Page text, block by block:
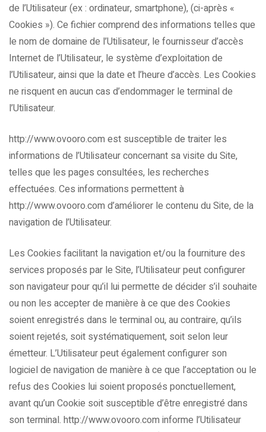
de l’Utilisateur (ex : ordinateur, smartphone), (ci-après «
Cookies »). Ce fichier comprend des informations telles que
le nom de domaine de l’Utilisateur, le fournisseur d’accès
Internet de l’Utilisateur, le système d’exploitation de
l’Utilisateur, ainsi que la date et l’heure d’accès. Les Cookies
ne risquent en aucun cas d’endommager le terminal de
l’Utilisateur.
http://www.ovooro.com est susceptible de traiter les
informations de l’Utilisateur concernant sa visite du Site,
telles que les pages consultées, les recherches
effectuées. Ces informations permettent à
http://www.ovooro.com d’améliorer le contenu du Site, de la
navigation de l’Utilisateur.
Les Cookies facilitant la navigation et/ou la fourniture des
services proposés par le Site, l’Utilisateur peut configurer
son navigateur pour qu’il lui permette de décider s’il souhaite
ou non les accepter de manière à ce que des Cookies
soient enregistrés dans le terminal ou, au contraire, qu’ils
soient rejetés, soit systématiquement, soit selon leur
émetteur. L’Utilisateur peut également configurer son
logiciel de navigation de manière à ce que l’acceptation ou le
refus des Cookies lui soient proposés ponctuellement,
avant qu’un Cookie soit susceptible d’être enregistré dans
son terminal. http://www.ovooro.com informe l’Utilisateur